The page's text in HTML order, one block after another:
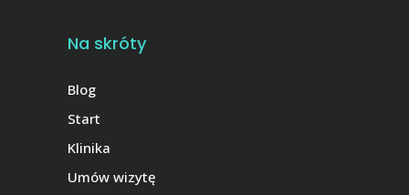
Na skróty
Blog
Start
Klinika
Umów wizytę